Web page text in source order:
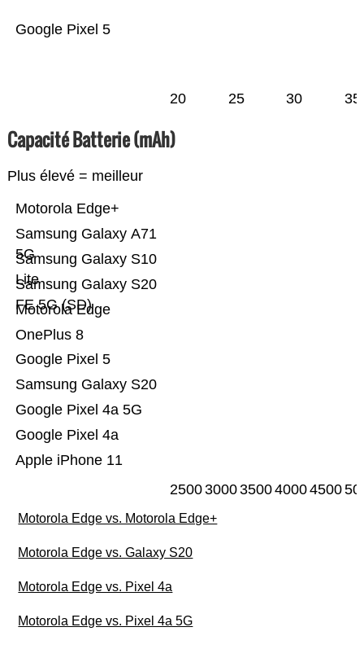
Google Pixel 5
20 25 30 35
Capacité Batterie (mAh)
Plus élevé = meilleur
Apple iPhone 11
Google Pixel 4a
Google Pixel 4a 5G
Samsung Galaxy S20
Google Pixel 5
OnePlus 8
Motorola Edge
Samsung Galaxy S20
FE 5G (SD)
Samsung Galaxy S10
Lite
Samsung Galaxy A71
5G
Motorola Edge+
25003000350040004500
Motorola Edge vs. Motorola Edge+
Motorola Edge vs. Galaxy S20
Motorola Edge vs. Pixel 4a
Motorola Edge vs. Pixel 4a 5G